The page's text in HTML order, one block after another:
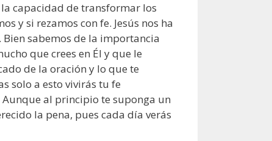
capacidad de transformar los
y si rezamos con fe. Jesús nos ha
sabemos de la importancia
que crees en Él y que le
de la oración y lo que te
solo a esto vivirás tu fe
al principio te suponga un
la pena, pues cada día verás